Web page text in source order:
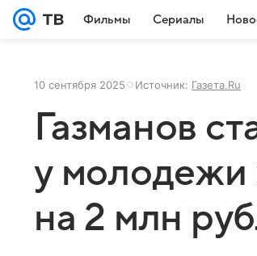
Фильмы Сериалы
10 сентября 2025 Источник: Газета.Ru
Газманов
у молодежи
на 2 млн